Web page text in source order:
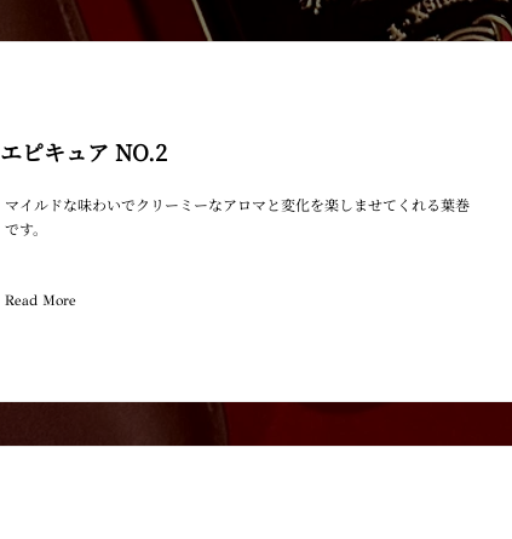
エピキュア NO.2
マイルドな味わいでクリーミーなアロマと変化を楽しませてくれる葉巻
です。
Read More